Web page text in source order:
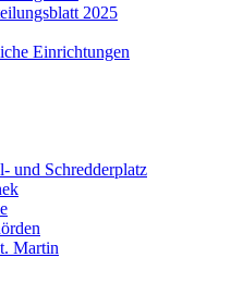
2025
Einrichtungen
und Schredderplatz
Martin